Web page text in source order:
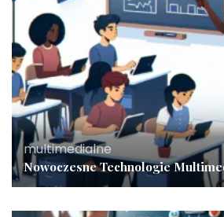
multimedialne
Nowoczesne Technologie